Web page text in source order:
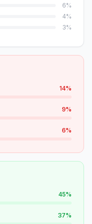
6%
4%
3%
14%
9%
6%
45%
37%